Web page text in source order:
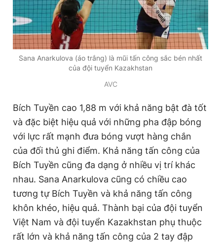
Sana Anarkulova (áo trắng) là mũi tấn công sắc bén nhất
của đội tuyển Kazakhstan
AVC
Bích Tuyền cao 1,88 m với khả năng bật đà tốt
và đặc biệt hiệu quả với những pha đập bóng
với lực rất mạnh đưa bóng vượt hàng chắn
của đối thủ ghi điểm. Khả năng tấn công của
Bích Tuyền cũng đa dạng ở nhiều vị trí khác
nhau. Sana Anarkulova cũng có chiều cao
tương tự Bích Tuyền và khả năng tấn công
khôn khéo, hiệu quả. Thành bại của đội tuyển
Việt Nam và đội tuyển Kazakhstan phụ thuộc
rất lớn và khả năng tấn công của 2 tay đập